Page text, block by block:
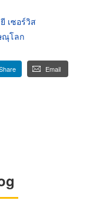
เซอร์วิส
ณุโลก
Email